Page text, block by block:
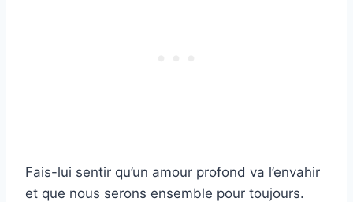
Fais-lui sentir qu’un amour profond va l’envahir
et que nous serons ensemble pour toujours.